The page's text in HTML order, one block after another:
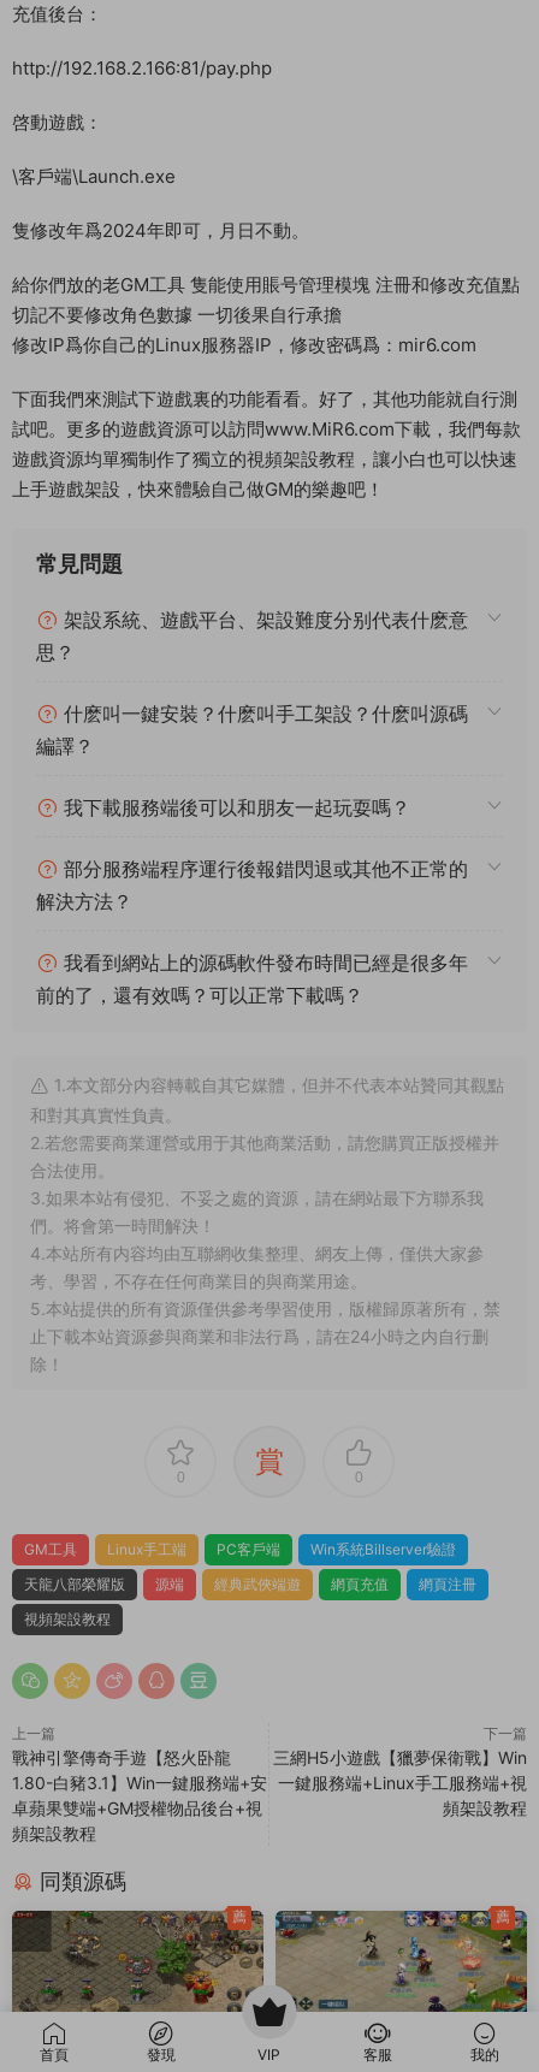
充值後台：
http://192.168.2.166:81/pay.php
啓動遊戲：
\客戶端\Launch.exe
隻修改年爲2024年即可，月日不動。
給你們放的老GM工具 隻能使用賬号管理模塊 注冊和修改充值點
切記不要修改角色數據 一切後果自行承擔
修改IP爲你自己的Linux服務器IP，修改密碼爲：mir6.com
下面我們來測試下遊戲裏的功能看看。好了，其他功能就自行測
試吧。更多的遊戲資源可以訪問www.MiR6.com下載，我們每款
遊戲資源均單獨制作了獨立的視頻架設教程，讓小白也可以快速
上手遊戲架設，快來體驗自己做GM的樂趣吧！
常見問題
架設系統、遊戲平台、架設難度分别代表什麽意
思？
什麽叫一鍵安裝？什麽叫手工架設？什麽叫源碼
編譯？
我下載服務端後可以和朋友一起玩耍嗎？
部分服務端程序運行後報錯閃退或其他不正常的
解決方法？
我看到網站上的源碼軟件發布時間已經是很多年
前的了，還有效嗎？可以正常下載嗎？
1.本文部分内容轉載自其它媒體，但并不代表本站贊同其觀點
和對其真實性負責。
2.若您需要商業運營或用于其他商業活動，請您購買正版授權并
合法使用。
3.如果本站有侵犯、不妥之處的資源，請在網站最下方聯系我
們。将會第一時間解決！
4.本站所有内容均由互聯網收集整理、網友上傳，僅供大家參
考、學習，不存在任何商業目的與商業用途。
5.本站提供的所有資源僅供參考學習使用，版權歸原著所有，禁
止下載本站資源參與商業和非法行爲，請在24小時之内自行删
除！
0 賞 0
GM工具 Linux手工端 PC客戶端
Win系統Billserver驗證
天龍八部榮耀版
源端 經典武俠端遊 網頁充值
網頁注冊
視頻架設教程
上一篇
戰神引擎傳奇手遊【怒火卧龍
1.80-白豬3.1】Win一鍵服務端+安
卓蘋果雙端+GM授權物品後台+視
頻架設教程
下一篇
三網H5小遊戲【獵夢保衛戰】Win
一鍵服務端+Linux手工服務端+視
頻架設教程
同類源碼
薦 薦
首頁 發現 VIP 客服 我的